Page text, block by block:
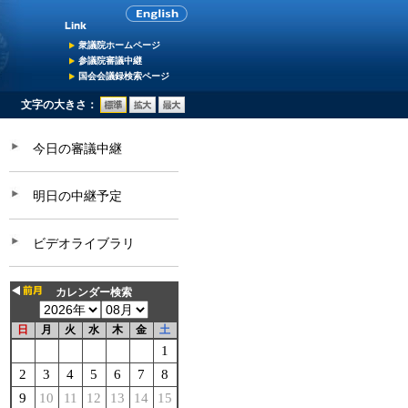
衆議院ホームページ
参議院審議中継
国会会議録検索ページ
文字の大きさ：
今日の審議中継
明日の中継予定
ビデオライブラリ
カレンダー検索
日 月 火 水 木 金 土
1
2
3 4 5 6 7
8
9
10 11 12 13 14
15